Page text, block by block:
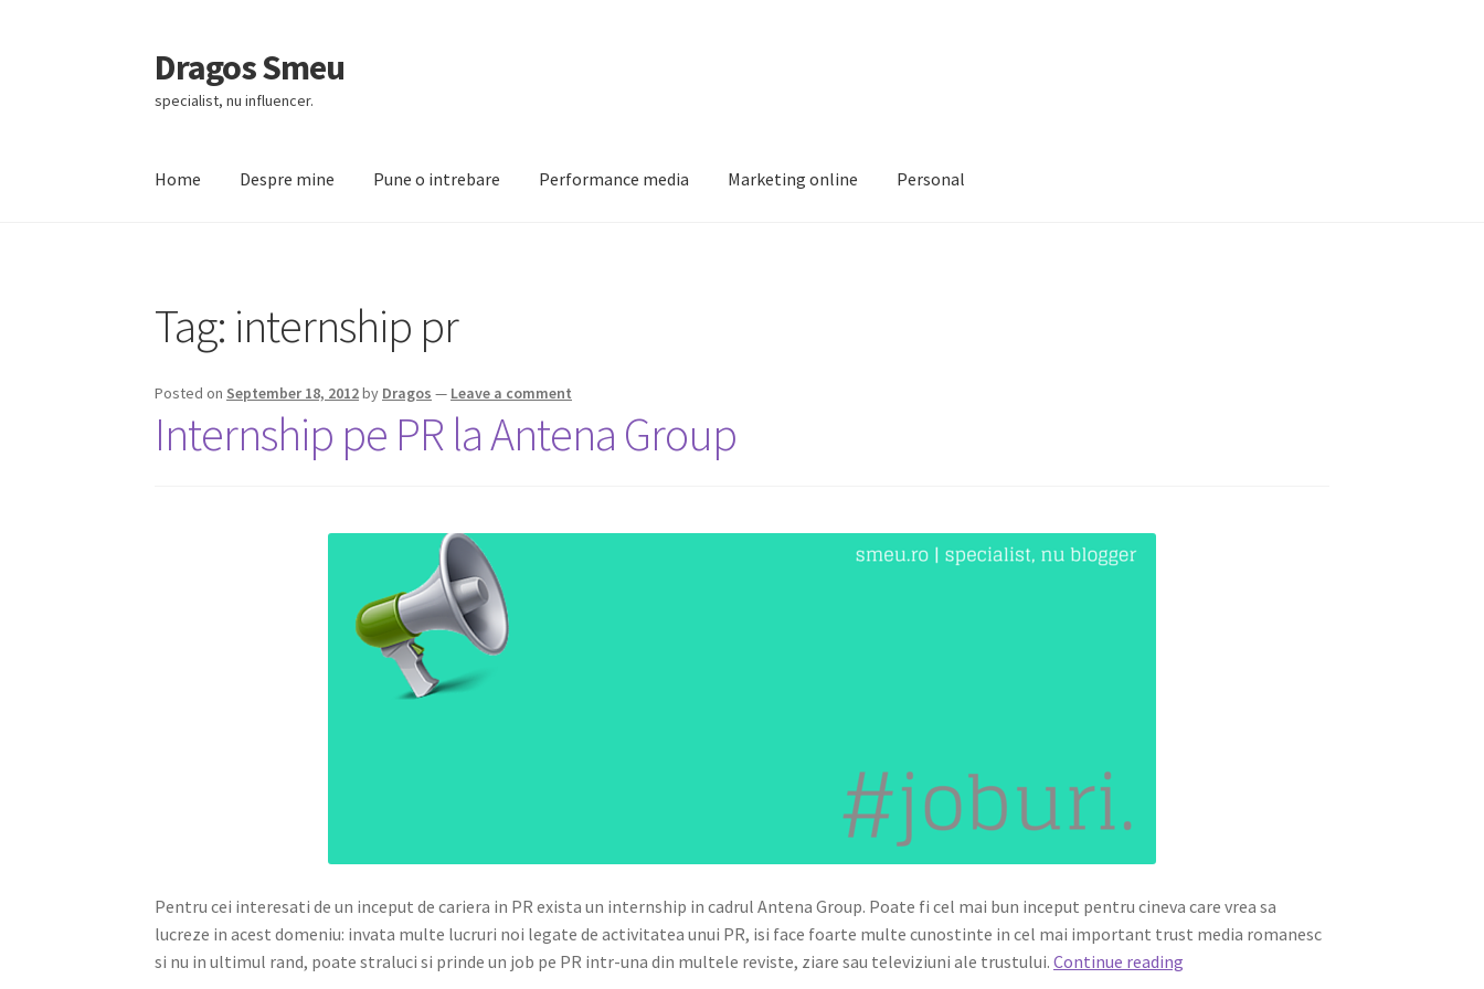
Skip
to
navigation
Skip
to
content
Dragos Smeu
specialist, nu influencer.
Home Despre mine Pune o intrebare Performance media Marketing online Personal
Tag: internship pr
Posted on September 18, 2012by Dragos — Leave a comment
Internship pe PR la Antena Group
Pentru cei interesati de un inceput de cariera in PR exista un internship in cadrul Antena Group. Poate fi cel mai bun inceput pentru cineva care vrea sa
lucreze in acest domeniu: invata multe lucruri noi legate de activitatea unui PR, isi face foarte multe cunostinte in cel mai important trust media romanesc
si nu in ultimul rand, poate straluci si prinde un job pe PR intr-una din multele reviste, ziare sau televiziuni ale trustului.Continue reading